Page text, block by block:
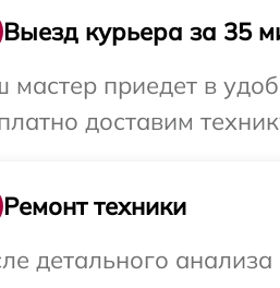
Выезд курьера за 35
мастер приедет в
доставим
Ремонт техники
детального